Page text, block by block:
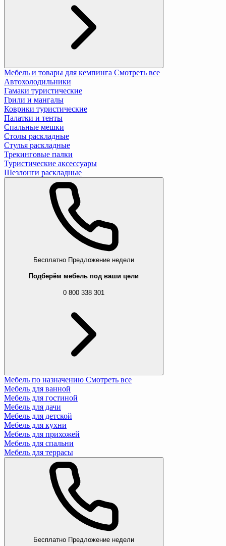
Мебель и товары для кемпинга Смотреть все
Автохолодильники
Гамаки туристические
Грили и мангалы
Коврики туристические
Палатки и тенты
Спальные мешки
Столы раскладные
Стулья раскладные
Трекинговые палки
Туристические аксессуары
Шезлонги раскладные
Бесплатно Предложение недели
Подберём мебель под ваши цели
0 800 338 301
Мебель по назначению Смотреть все
Мебель для ванной
Мебель для гостиной
Мебель для дачи
Мебель для детской
Мебель для кухни
Мебель для прихожей
Мебель для спальни
Мебель для террасы
Бесплатно Предложение недели